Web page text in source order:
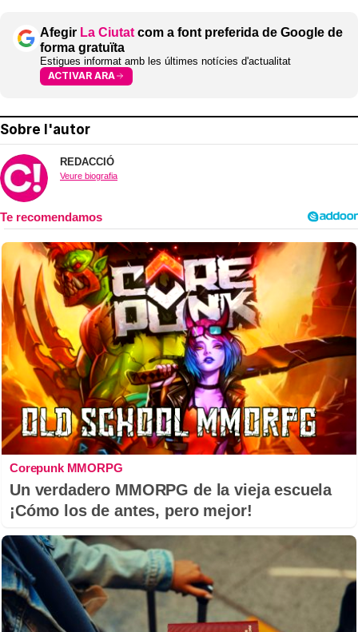
Afegir La Ciutat com a font preferida de Google de
forma gratuïta
Estigues informat amb les últimes notícies d'actualitat
ACTIVAR ARA
Sobre l'autor
REDACCIÓ
Veure biografia
Corepunk MMORPG
Un verdadero MMORPG de la vieja escuela
¡Cómo los de antes, pero mejor!